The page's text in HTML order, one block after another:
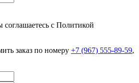
с Политикой
заказ по номеру +7 (967) 555-89-59,